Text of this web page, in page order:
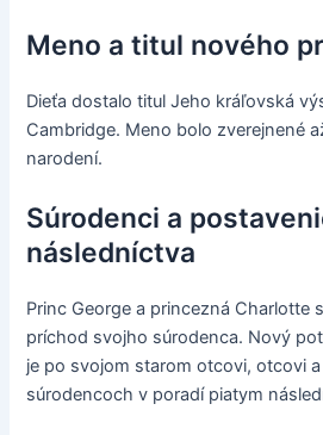
Meno a titul nového
Dieťa dostalo titul Jeho kráľovská
Cambridge. Meno bolo zverejnené
narodení.
Súrodenci a
následníctva
Princ George a princezná Charlotte
príchod svojho súrodenca. Nový
je po svojom starom otcovi, otcovi
súrodencoch v poradí piatym